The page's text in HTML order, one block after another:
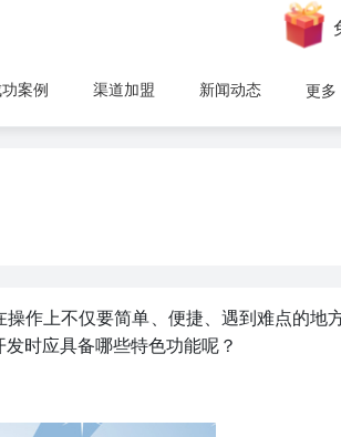
案例 渠道加盟 新闻动态 更多
作上不仅要简单、便捷、遇到难点的地
时应具备哪些特色功能呢？